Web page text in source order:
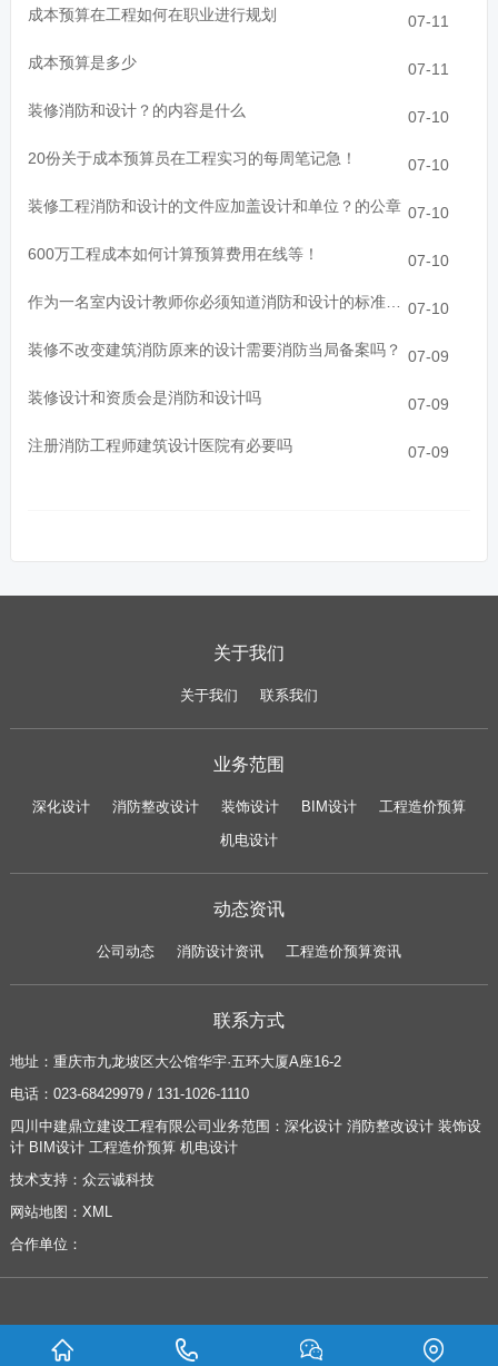
成本预算在工程如何在职业进行规划 07-11
成本预算是多少 07-11
装修消防和设计？的内容是什么 07-10
20份关于成本预算员在工程实习的每周笔记急！ 07-10
装修工程消防和设计的文件应加盖设计和单位？的公章 07-10
600万工程成本如何计算预算费用在线等！ 07-10
作为一名室内设计教师你必须知道消防和设计的标准能做出什么 07-10
装修不改变建筑消防原来的设计需要消防当局备案吗？ 07-09
装修设计和资质会是消防和设计吗 07-09
注册消防工程师建筑设计医院有必要吗 07-09
关于我们
关于我们 联系我们
业务范围
深化设计 消防整改设计 装饰设计 BIM设计
工程造价预算
机电设计
动态资讯
公司动态 消防设计资讯 工程造价预算资讯
联系方式
地址： 重庆市九龙坡区大公馆华宇·五环大厦A座16-2
电话： 023-68429979 / 131-1026-1110
四川中建鼎立建设工程有限公司业务范围： 深化设计 消防整改设计 装饰设
计 BIM设计 工程造价预算 机电设计
技术支持： 众云诚科技
网站地图： XML
合作单位：